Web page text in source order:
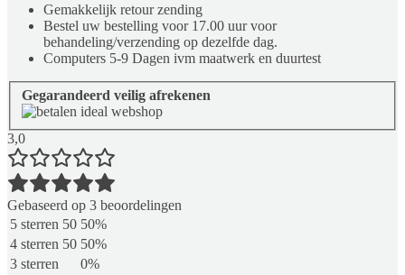
Gemakkelijk retour zending
Bestel uw bestelling voor 17.00 uur voor
behandeling/verzending op dezelfde dag.
Computers 5-9 Dagen ivm maatwerk en duurtest
Gegarandeerd veilig afrekenen
3,0
Gebaseerd op 3 beoordelingen
5 sterren 50 50%
4 sterren 50 50%
3 sterren
0%